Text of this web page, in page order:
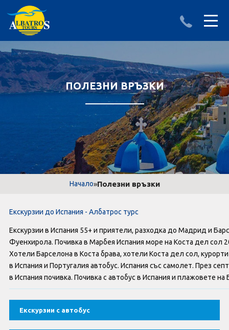
ДЕСТИНАЦИИ
АЛБАНИЯ
ТУРЦИЯ
LAST MINUTE оферти
Оферти За Нова Година
Септемврийски Празници
Албатрос Турс
ИЗПРАТИ ЗАПИТВАНЕ
ПОЛЕЗНИ ВРЪЗКИ
Начало»Полезни връзки
Екскурзии с автобус
Екскурзии до Испания - Албатрос турс
Екскурзии в Испания 55+ и приятели, разходка до Мадрид и
Фуенхирола. Почивка в Марбея Испания море на Коста дел сол
Хотели Барселона в Коста брава, хотели Коста дел сол,
в Испания и Португалия автобус. Испания със самолет. През
в Испания почивка. Почивка с автобус в Испания и плажовете на